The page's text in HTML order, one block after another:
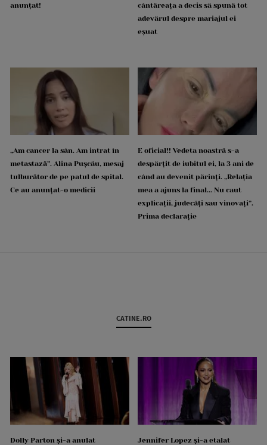
anunțat!
cântăreața a decis să spună tot
adevărul despre mariajul ei
eșuat
„Am cancer la sân. Am intrat în
metastază”. Alina Pușcău, mesaj
tulburător de pe patul de spital.
Ce au anunțat-o medicii
E oficial!! Vedeta noastră s-a
despărțit de iubitul ei, la 3 ani de
când au devenit părinți. „Relația
mea a ajuns la final... Nu caut
explicații, judecăți sau vinovați”.
Prima declarație
CATINE.RO
Dolly Parton și-a anulat
Jennifer Lopez și-a etalat